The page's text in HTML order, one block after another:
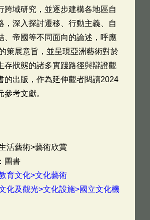
跨域研究，並逐步建構各地區自
，深入探討遷移、行動主義、自
、帝國等不同面向的論述，呼應
策展意旨，並呈現亞洲藝術對於
存狀態的諸多實踐路徑與辯證觀
的出版，作為延伸觀者閱讀2024
參考文獻。
活藝術>藝術欣賞
圖書
育文化>文化藝術
化及觀光>文化設施>國立文化機